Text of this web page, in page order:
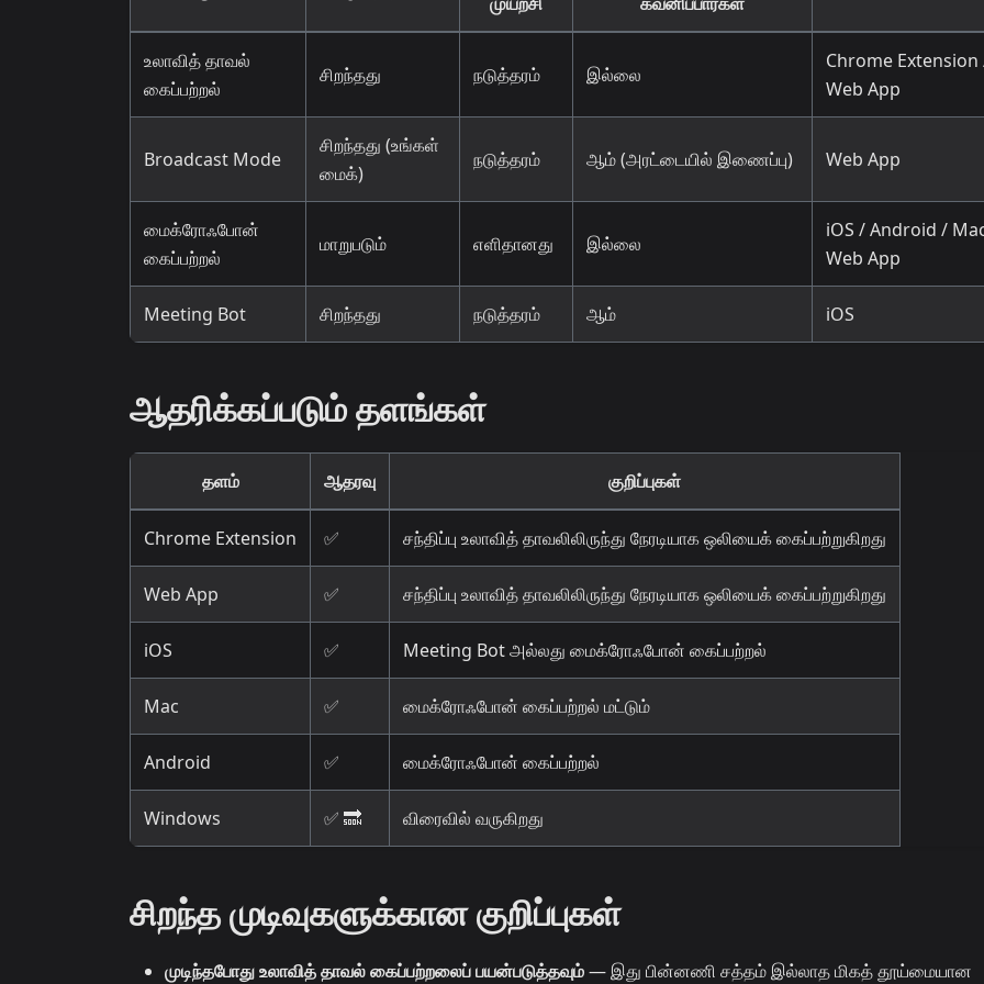
உலாவித் தாவல்
கைப்பற்றல்
சிறந்தது நடுத்தரம் இல்லை
Chrome Extension
Web App
Broadcast Mode
சிறந்தது (உங்கள்
மைக்)
நடுத்தரம் ஆம் (அரட்டையில் இணைப்பு) Web App
மைக்ரோஃபோன்
கைப்பற்றல்
மாறுபடும் எளிதானது இல்லை
iOS / Android /
Web App
Meeting Bot சிறந்தது நடுத்தரம் ஆம் iOS
ஆதரிக்கப்படும் தளங்கள்
தளம் ஆதரவு குறிப்புகள்
Chrome Extension ✅ சந்திப்பு உலாவித் தாவலிலிருந்து நேரடியாக ஒலியைக் கைப்பற்றுகிறது
Web App ✅ சந்திப்பு உலாவித் தாவலிலிருந்து நேரடியாக ஒலியைக் கைப்பற்றுகிறது
iOS ✅ Meeting Bot அல்லது மைக்ரோஃபோன் கைப்பற்றல்
Mac ✅ மைக்ரோஃபோன் கைப்பற்றல் மட்டும்
Android ✅ மைக்ரோஃபோன் கைப்பற்றல்
Windows ✅ 🔜 விரைவில் வருகிறது
சிறந்த முடிவுகளுக்கான குறிப்புகள்
முடிந்தபோது உலாவித் தாவல் கைப்பற்றலைப் பயன்படுத்தவும்— இது பின்னணி சத்தம் இல்லாத மிகத் தூய்மையான